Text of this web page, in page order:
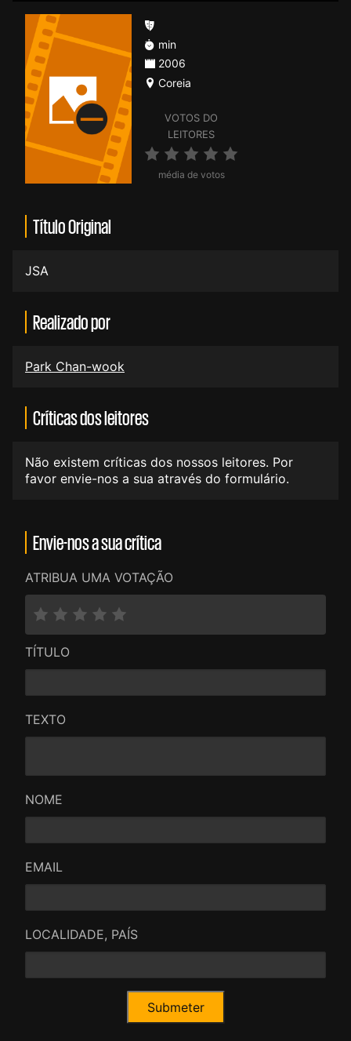
VOTOS DO
LEITORES
média de votos
min
2006
Coreia
Título Original
JSA
Realizado por
Park Chan-wook
Críticas dos leitores
Não existem críticas dos nossos leitores. Por
favor envie-nos a sua através do formulário.
Envie-nos a sua crítica
ATRIBUA UMA VOTAÇÃO
TÍTULO
TEXTO
NOME
EMAIL
LOCALIDADE, PAÍS